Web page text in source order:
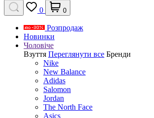
0 0
Розпродаж
Новинки
Чоловіче
Взуття Переглянути все Бренди
Nike
New Balance
Adidas
Salomon
Jordan
The North Face
Asics